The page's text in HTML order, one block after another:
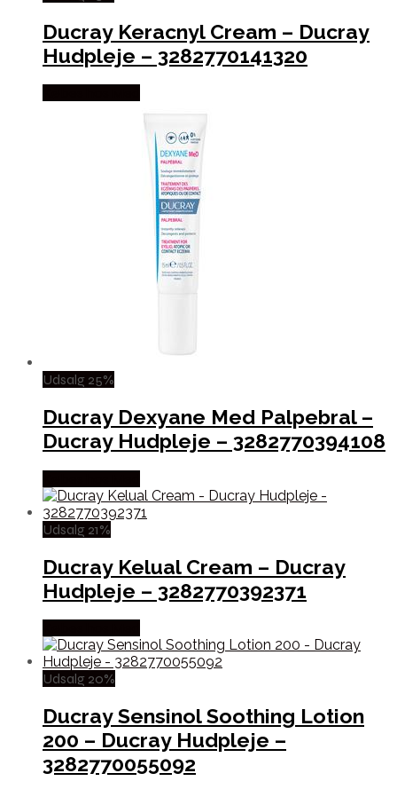
Ducray Keracnyl Cream – Ducray
Hudpleje – 3282770141320
Udsalg 25%
Ducray Dexyane Med Palpebral –
Ducray Hudpleje – 3282770394108
Udsalg 21%
Ducray Kelual Cream – Ducray
Hudpleje – 3282770392371
Udsalg 20%
Ducray Sensinol Soothing Lotion
200 – Ducray Hudpleje –
3282770055092